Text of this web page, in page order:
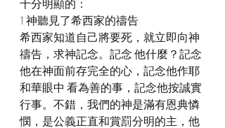
十分明顯的：
1 神聽見了希西家的禱告
希西家知道自己將要死，就立即向神
禱告，求神記念。記念 他什麼？記念
他在神面前存完全的心，記念他作耶
和華眼中 看為善的事，記念他按誠實
行事。不錯，我們的神是滿有恩典憐
憫，是公義正直和賞罰分明的主，他